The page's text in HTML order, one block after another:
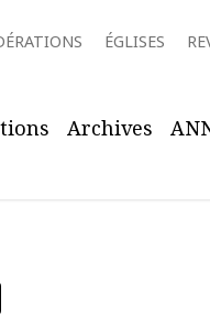
ÉGLISES
Archives